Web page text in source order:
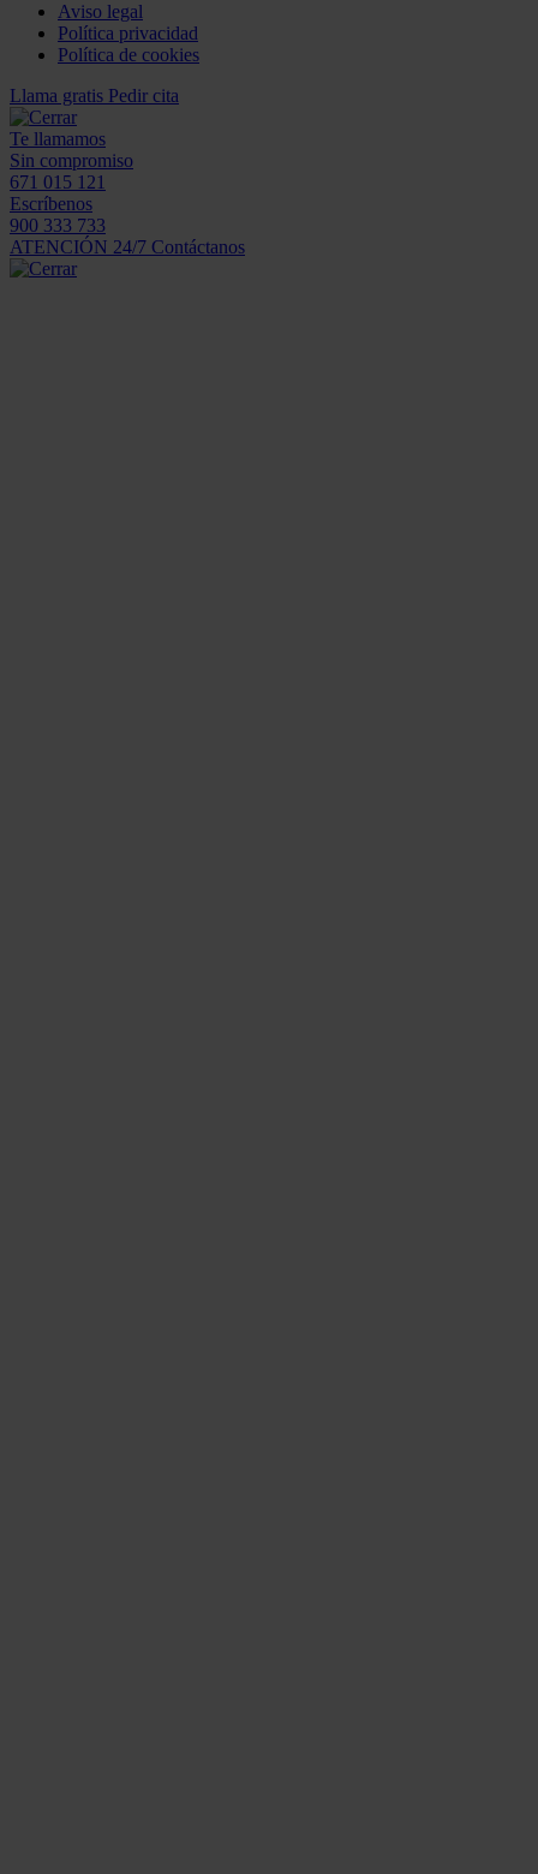
Aviso legal
Política privacidad
Política de cookies
Llama gratis Pedir cita
Te llamamos
Sin compromiso
671 015 121
Escríbenos
900 333 733
ATENCIÓN 24/7 Contáctanos